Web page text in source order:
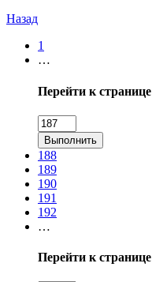
Назад
1
…
Перейти к странице
Выполнить
188
189
190
191
192
…
Перейти к странице